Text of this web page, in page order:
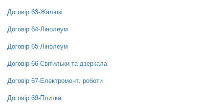
Договір 63-Жалюзі
Договір 64-Лінолеум
Договір 65-Лінолеум
Договір 66-Світильки та дзеркала
Договір 67-Електромонт. роботи
Договір 69-Плитка